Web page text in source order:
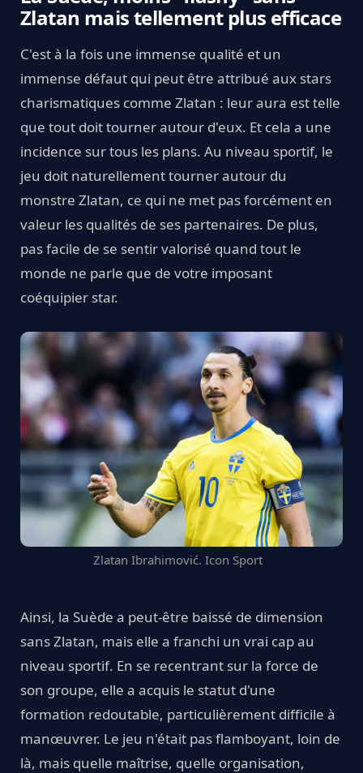
Zlatan mais tellement plus efficace
C'est à la fois une immense qualité et un
immense défaut qui peut être attribué aux stars
charismatiques comme Zlatan : leur aura est telle
que tout doit tourner autour d'eux. Et cela a une
incidence sur tous les plans. Au niveau sportif, le
jeu doit naturellement tourner autour du
monstre Zlatan, ce qui ne met pas forcément en
valeur les qualités de ses partenaires. De plus,
pas facile de se sentir valorisé quand tout le
monde ne parle que de votre imposant
coéquipier star.
Zlatan Ibrahimović. Icon Sport
Ainsi, la Suède a peut-être baissé de dimension
sans Zlatan, mais elle a franchi un vrai cap au
niveau sportif. En se recentrant sur la force de
son groupe, elle a acquis le statut d'une
formation redoutable, particulièrement difficile à
manœuvrer. Le jeu n'était pas flamboyant, loin de
là, mais quelle maîtrise, quelle organisation,